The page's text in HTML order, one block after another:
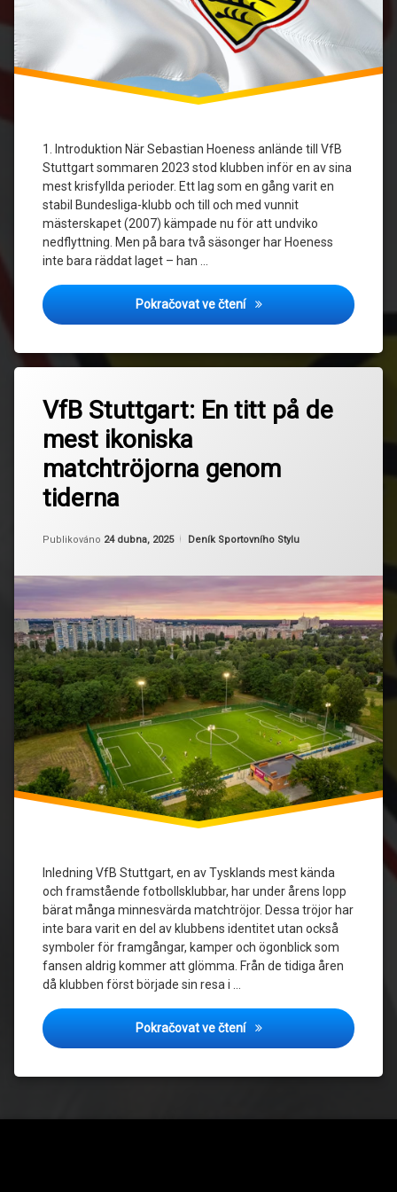
1. Introduktion När Sebastian Hoeness anlände till VfB
Stuttgart sommaren 2023 stod klubben inför en av sina
mest krisfyllda perioder. Ett lag som en gång varit en
stabil Bundesliga-klubb och till och med vunnit
mästerskapet (2007) kämpade nu för att undviko
nedflyttning. Men på bara två säsonger har Hoeness
inte bara räddat laget – han …
Pokračovat ve čteníVfB Stuttgart under
VfB Stuttgart: En titt på de
mest ikoniska
matchtröjorna genom
tiderna
Publikováno 24 dubna, 2025
Aktualizováno 24 dubna, 2025
Od Ruby
Kategorie:
Deník Sportovního Stylu
Inledning VfB Stuttgart, en av Tysklands mest kända
och framstående fotbollsklubbar, har under årens lopp
bärat många minnesvärda matchtröjor. Dessa tröjor har
inte bara varit en del av klubbens identitet utan också
symboler för framgångar, kamper och ögonblick som
fansen aldrig kommer att glömma. Från de tidiga åren
då klubben först började sin resa i …
Pokračovat ve čteníVfB Stuttgart: En titt på
Bundesliga
FotbollensHistoria
Fotbollströjor
Tröjdesign
Tröjtrender
VfBStuttgart
VfBStuttgartTröjor
komentář
na
VfB
Stuttgart:
En
titt
på
ikoniska
genom